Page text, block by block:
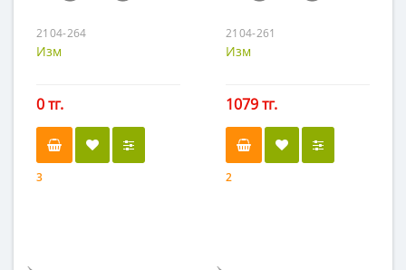
2104-264
Изм
0 тг.
3
2104-261
Изм
1079 тг.
2